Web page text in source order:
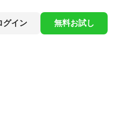
グイン 無料お試し